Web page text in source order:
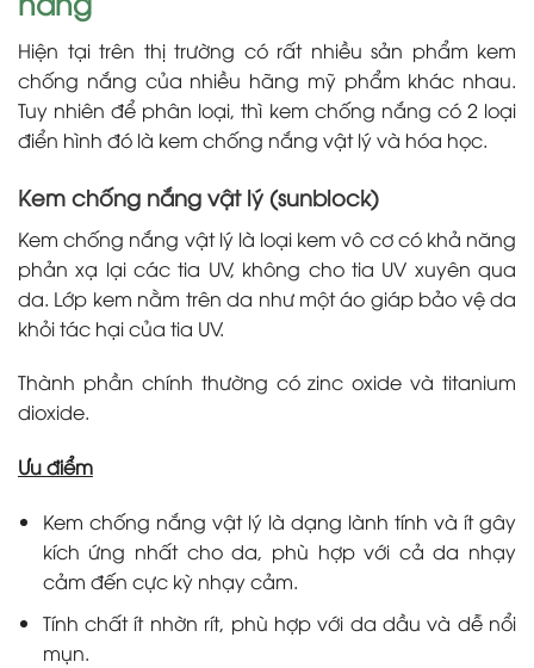
Hiện tại trên thị trường có rất nhiều sản phẩm kem
chống nắng của nhiều hãng mỹ phẩm khác nhau.
Tuy nhiên để phân loại, thì kem chống nắng có 2 loại
điển hình đó là kem chống nắng vật lý và hóa học.
Kem chống nắng vật lý (sunblock)
Kem chống nắng vật lý là loại kem vô cơ có khả năng
phản xạ lại các tia UV, không cho tia UV xuyên qua
da. Lớp kem nằm trên da như một áo giáp bảo vệ da
khỏi tác hại của tia UV.
Thành phần chính thường có zinc oxide và titanium
dioxide.
Ưu điểm
Kem chống nắng vật lý là dạng lành tính và ít gây
kích ứng nhất cho da, phù hợp với cả da nhạy
cảm đến cực kỳ nhạy cảm.
Tính chất ít nhờn rít, phù hợp với da dầu và dễ nổi
mụn.